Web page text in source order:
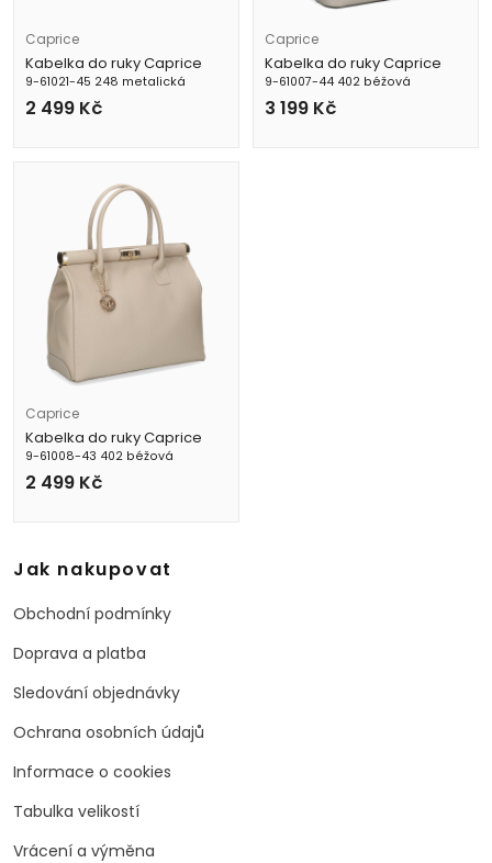
Caprice
Kabelka do ruky Caprice
9-61021-45 248 metalická
2 499 Kč
Caprice
Kabelka do ruky Caprice
9-61007-44 402 béžová
3 199 Kč
Caprice
Kabelka do ruky Caprice
9-61008-43 402 béžová
2 499 Kč
Jak nakupovat
Obchodní podmínky
Doprava a platba
Sledování objednávky
Ochrana osobních údajů
Informace o cookies
Tabulka velikostí
Vrácení a výměna